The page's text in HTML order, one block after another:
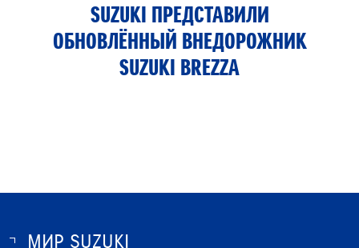
SUZUKI ПРЕДСТАВИЛИ
ОБНОВЛЁННЫЙ ВНЕДОРОЖНИК
SUZUKI BREZZA
МИР SUZUKI